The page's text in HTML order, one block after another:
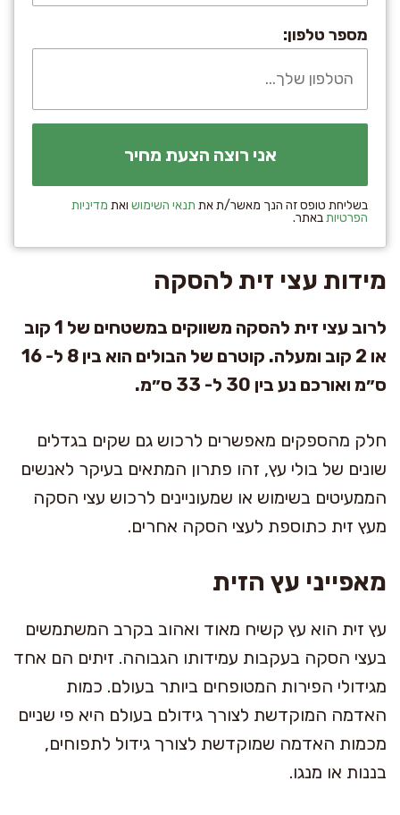
מספר טלפון:
בשליחת טופס זה הנך מאשר/ת את תנאי השימוש ואת מדיניות
הפרטיותבאתר.
מידות עצי זית להסקה
לרוב עצי זית להסקה משווקים במשטחים של 1 קוב
או 2 קוב ומעלה. קוטרם של הבולים הוא בין 8 ל- 16
ס״מ ואורכם נע בין 30 ל- 33 ס״מ.
חלק מהספקים מאפשרים לרכוש גם שקים בגדלים
שונים של בולי עץ, זהו פתרון המתאים בעיקר לאנשים
הממעיטים בשימוש או שמעוניינים לרכוש עצי הסקה
מעץ זית כתוספת לעצי הסקה אחרים.
מאפייני עץ הזית
עץ זית הוא עץ קשיח מאוד ואהוב בקרב המשתמשים
בעצי הסקה בעקבות עמידותו הגבוהה. זיתים הם אחד
מגידולי הפירות המטופחים ביותר בעולם. כמות
האדמה המוקדשת לצורך גידולם בעולם היא פי שניים
מכמות האדמה שמוקדשת לצורך גידול לתפוחים,
בננות או מנגו.